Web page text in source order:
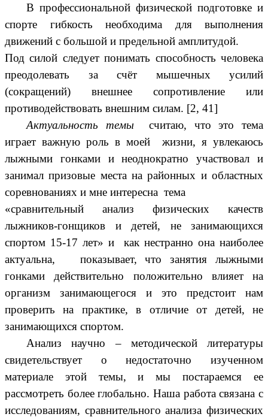
В профессиональной физической подготовке и
спорте гибкость необходима для выполнения
движений с большой и предельной амплитудой.
Под силой следует понимать способность человека
преодолевать за счёт мышечных усилий
(сокращений) внешнее сопротивление или
противодействовать внешним силам. [2, 41]
Актуальность темысчитаю, что это тема
играет важную роль в моей жизни, я увлекаюсь
лыжными гонками и неоднократно участвовал и
занимал призовые места на районных и областных
соревнованиях и мне интересна тема
«сравнительный анализ физических качеств
лыжников-гонщиков и детей, не занимающихся
спортом 15-17 лет» и как нестранно она наиболее
актуальна, показывает, что занятия лыжными
гонками действительно положительно влияет на
организм занимающегося и это предстоит нам
проверить на практике, в отличие от детей, не
занимающихся спортом.
Анализ научно – методической литературы
свидетельствует о недостаточно изученном
материале этой темы, и мы постараемся ее
рассмотреть более глобально. Наша работа связана с
исследованиям, сравнительного анализа физических